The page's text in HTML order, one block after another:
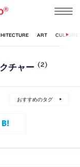
チャー (2)
おすすめのタグ